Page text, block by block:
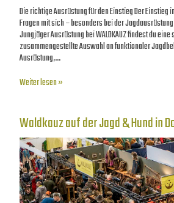
Die richtige Ausrüstung für den Einstieg Der Einstieg
Fragen mit sich – besonders bei der
Jungjäger Ausrüstung bei WALDKAUZ findest du
zusammengestellte Auswahl an funktionaler
Ausrüstung,…
Weiter lesen »
Waldkauz auf der Jagd & Hund in